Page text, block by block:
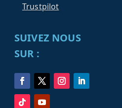
Trustpilot
SUIVEZ NOUS
SUR :